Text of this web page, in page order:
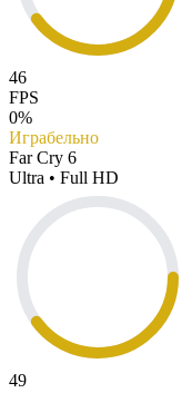
46
FPS
0%
Играбельно
Far Cry 6
Ultra • Full HD
49